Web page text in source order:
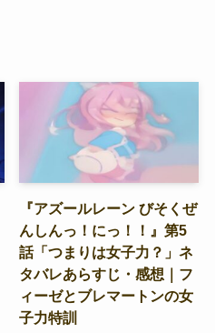
『アズールレーン びそくぜ
んしんっ！にっ！！』第5
話「つまりは女子力？」ネ
タバレあらすじ・感想｜フ
ィーゼとブレマートンの女
子力特訓